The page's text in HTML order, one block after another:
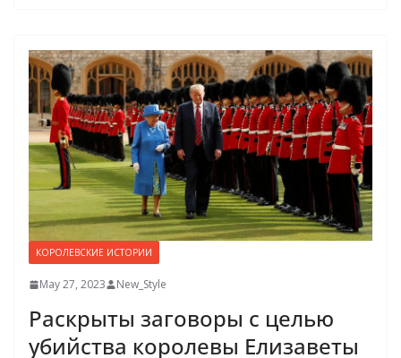
КОРОЛЕВСКИЕ ИСТОРИИ
May 27, 2023 New_Style
Раскрыты заговоры с целью
убийства королевы Елизаветы